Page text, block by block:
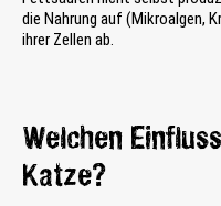
die Nahrung auf (Mikroalgen,
ihrer Zellen ab.
Welchen
Katze?